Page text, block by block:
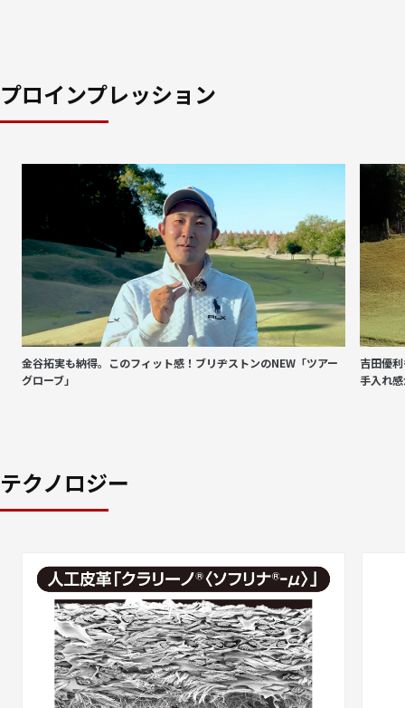
プロインプレッション
金谷拓実も納得。このフィット感！ブリヂストンのNEW「ツアー
グローブ」
吉田優
手入れ
テクノロジー